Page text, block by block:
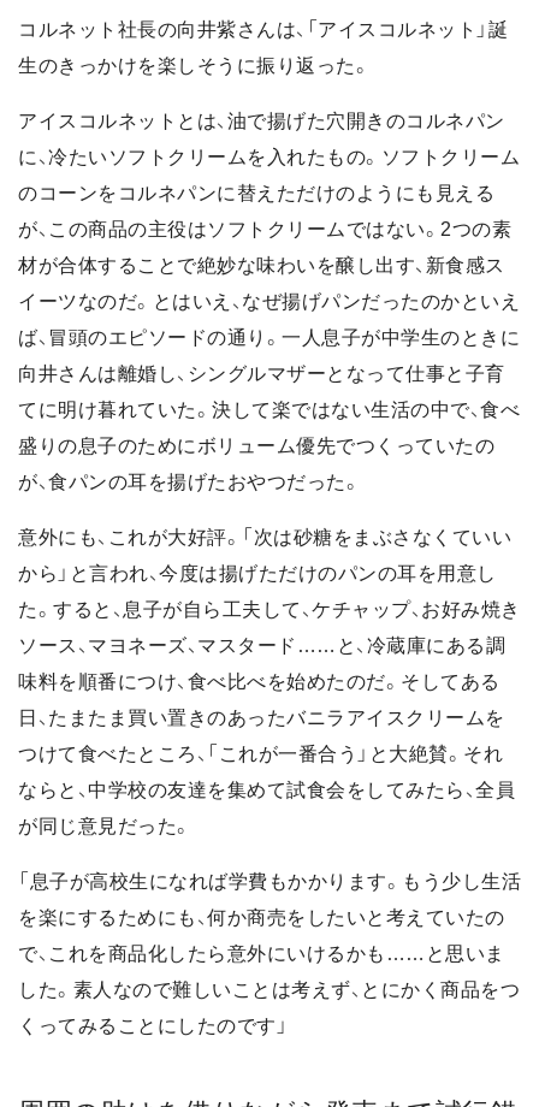
コルネット社長の向井紫さんは、「アイスコルネット」誕
生のきっかけを楽しそうに振り返った。
アイスコルネットとは、油で揚げた穴開きのコルネパン
に、冷たいソフトクリームを入れたもの。ソフトクリーム
のコーンをコルネパンに替えただけのようにも見える
が、この商品の主役はソフトクリームではない。2つの素
材が合体することで絶妙な味わいを醸し出す、新食感ス
イーツなのだ。とはいえ、なぜ揚げパンだったのかといえ
ば、冒頭のエピソードの通り。一人息子が中学生のときに
向井さんは離婚し、シングルマザーとなって仕事と子育
てに明け暮れていた。決して楽ではない生活の中で、食べ
盛りの息子のためにボリューム優先でつくっていたの
が、食パンの耳を揚げたおやつだった。
意外にも、これが大好評。「次は砂糖をまぶさなくていい
から」と言われ、今度は揚げただけのパンの耳を用意し
た。すると、息子が自ら工夫して、ケチャップ、お好み焼き
ソース、マヨネーズ、マスタード……と、冷蔵庫にある調
味料を順番につけ、食べ比べを始めたのだ。そしてある
日、たまたま買い置きのあったバニラアイスクリームを
つけて食べたところ、「これが一番合う」と大絶賛。それ
ならと、中学校の友達を集めて試食会をしてみたら、全員
が同じ意見だった。
「息子が高校生になれば学費もかかります。もう少し生活
を楽にするためにも、何か商売をしたいと考えていたの
で、これを商品化したら意外にいけるかも……と思いま
した。素人なので難しいことは考えず、とにかく商品をつ
くってみることにしたのです」